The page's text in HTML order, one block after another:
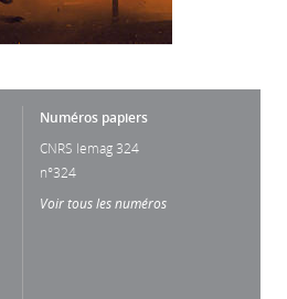
Numéros papiers
CNRS lemag 324
n°324
Voir tous les numéros